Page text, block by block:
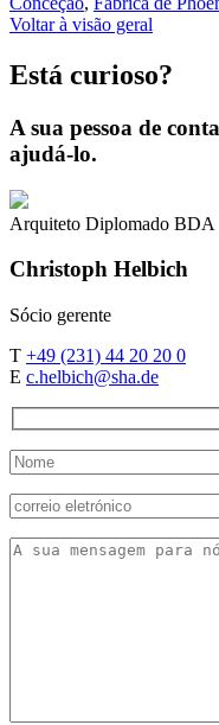
Voltar à visão geral
Está curioso?
A sua pessoa de
ajudá-lo.
Arquiteto Diplomado BDA
Christoph Helbich
Sócio gerente
T +49 (231) 44 20 20 0
E c.helbich@sha.de